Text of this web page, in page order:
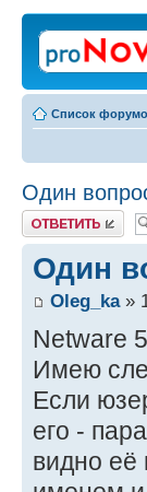
Список
Один
Ответить
Один
Oleg_ka»
Netware
Имею
Если
его -
видно её